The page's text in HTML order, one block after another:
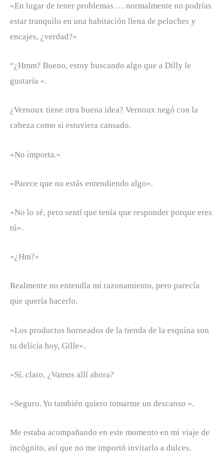
«En lugar de tener problemas … normalmente no podrías
estar tranquilo en una habitación llena de peluches y
encajes, ¿verdad?»
“¿Hmm? Bueno, estoy buscando algo que a Dilly le
gustaría «.
¿Vernoux tiene otra buena idea? Vernoux negó con la
cabeza como si estuviera cansado.
«No importa.»
«Parece que no estás entendiendo algo».
«No lo sé, pero sentí que tenía que responder porque eres
tú».
«¿Hm?»
Realmente no entendía mi razonamiento, pero parecía
que quería hacerlo.
«Los productos horneados de la tienda de la esquina son
tu delicia hoy, Gille».
«Sí, claro. ¿Vamos allí ahora?
«Seguro. Yo también quiero tomarme un descanso «.
Me estaba acompañando en este momento en mi viaje de
incógnito, así que no me importó invitarlo a dulces.